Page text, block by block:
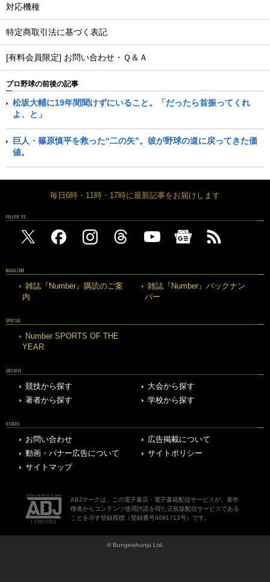
対応機種
特定商取引法に基づく表記
[有料会員限定] お問い合わせ・Ｑ＆Ａ
プロ野球の前後の記事
松坂大輔に19年間聞けずにいること。「だったら首振ってくれ
よ、と」
巨人・篠原慎平を救った“二の矢”。彼が野球の道に戻ってきた価
値。
毎日6時・11時・17時に最新記事をお届けします
FOLLOW US
MAGAZINE
雑誌『Number』購読のご案
内
雑誌『Number』バックナン
バー
SPECIAL
Number SPORTS OF THE
YEAR
ARCHIVE
競技から探す
大会から探す
著者から探す
学校から探す
OTHERS
お問い合わせ
広告掲載について
動画・バナー広告について
サイトポリシー
サイトマップ
ABJマークは、この電子書店・電子書籍配信サービスが、著作
権者からコンテンツ使用許諾を得た正規版配信サービスである
ことを示す登録商標（登録番号6091713号）です。
© Bungeishunju Ltd.